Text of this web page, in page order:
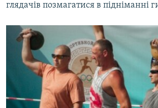
глядачів позмагатися в підніманні